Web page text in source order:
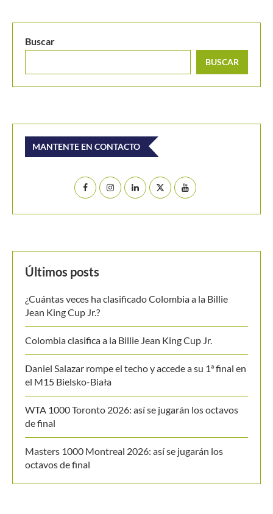
BUSCAR
Jean King Cup Jr.?
Colombia clasifica a la Billie Jean King Cup Jr.
Daniel Salazar rompe el techo y accede a su 1ª final en
el M15 Bielsko-Biała
WTA 1000 Toronto 2026: así se jugarán los octavos
de final
Masters 1000 Montreal 2026: así se jugarán los
octavos de final